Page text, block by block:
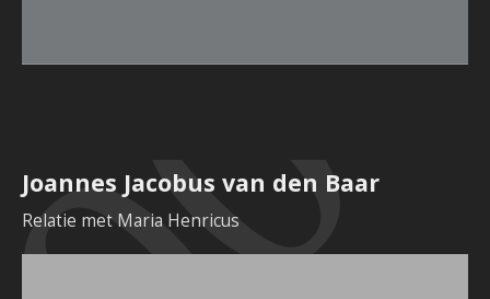
Joannes Jacobus van den Baar
Relatie met Maria Henricus